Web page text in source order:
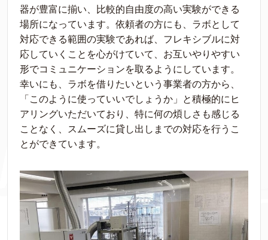
器が豊富に揃い、比較的自由度の高い実験ができる
場所になっています。依頼者の方にも、ラボとして
対応できる範囲の実験であれば、フレキシブルに対
応していくことを心がけていて、お互いやりやすい
形でコミュニケーションを取るようにしています。
幸いにも、ラボを借りたいという事業者の方から、
「このように使っていいでしょうか」と積極的にヒ
アリングいただいており、特に何の煩しさも感じる
ことなく、スムーズに貸し出しまでの対応を行うこ
とができています。